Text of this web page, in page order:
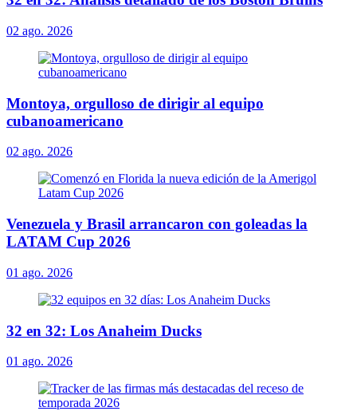
02 ago. 2026
Montoya, orgulloso de dirigir al equipo
cubanoamericano
02 ago. 2026
Venezuela y Brasil arrancaron con goleadas la
LATAM Cup 2026
01 ago. 2026
32 en 32: Los Anaheim Ducks
01 ago. 2026